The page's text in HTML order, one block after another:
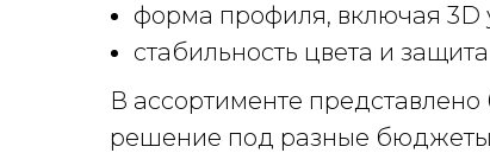
форма профиля, включая 3D
стабильность цвета и
В ассортименте
решение под разные бюджеты